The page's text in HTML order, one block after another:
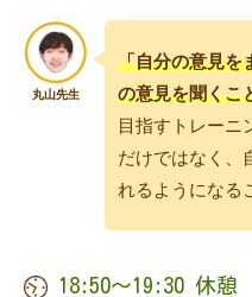
「自分の意見を
の意見を聞くこ
目指すトレーニ
だけではなく、
れるようになる
18:50〜19:30 休憩